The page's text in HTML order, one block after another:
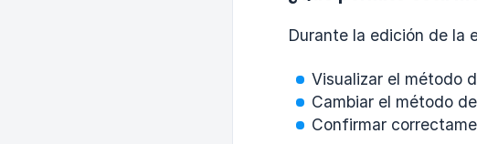
Durante la edición de la
Visualizar el método
Cambiar el método
Confirmar